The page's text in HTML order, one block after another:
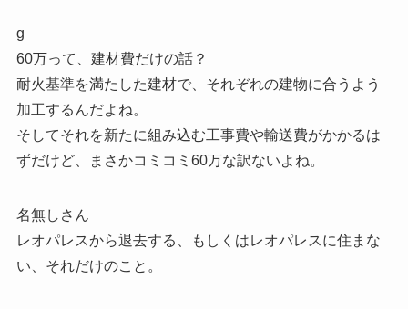
g
60万って、建材費だけの話？
耐火基準を満たした建材で、それぞれの建物に合うよう
加工するんだよね。
そしてそれを新たに組み込む工事費や輸送費がかかるは
ずだけど、まさかコミコミ60万な訳ないよね。
名無しさん
レオパレスから退去する、もしくはレオパレスに住まな
い、それだけのこと。